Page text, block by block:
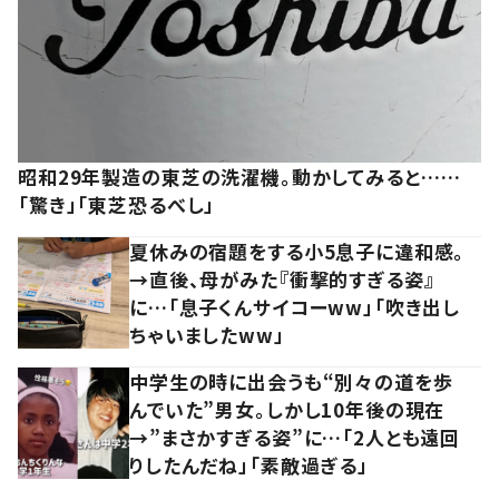
昭和29年製造の東芝の洗濯機。動かしてみると……
「驚き」「東芝恐るべし」
夏休みの宿題をする小5息子に違和感。
→直後、母がみた『衝撃的すぎる姿』
に…「息子くんサイコーww」「吹き出し
ちゃいましたww」
中学生の時に出会うも“別々の道を歩
んでいた”男女。しかし10年後の現在
→”まさかすぎる姿”に…「2人とも遠回
りしたんだね」「素敵過ぎる」